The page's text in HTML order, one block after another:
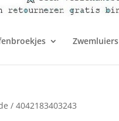
Zwemluiers
/ 4042183403243